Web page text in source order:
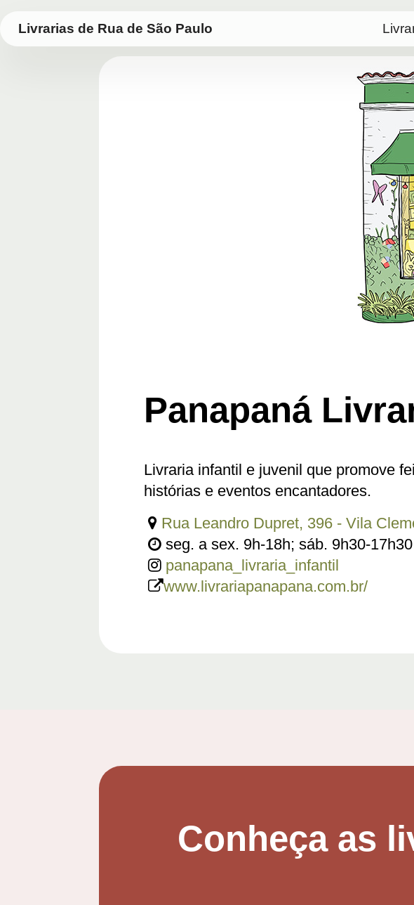
Livrarias de Rua de São Paulo
Panapaná
Livraria infantil e juvenil que promove
histórias e eventos encantadores.
Rua Leandro Dupret, 396 - Vila
seg. a sex. 9h-18h; sáb. 9h30-17h30
panapana_livraria_infantil
www.livrariapanapana.com.br/
Conheça as